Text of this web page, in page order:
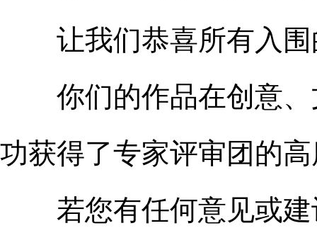
让我们恭喜所有入围
你们的作品在创意、
功获得了专家评审团的
若您有任何意见或建